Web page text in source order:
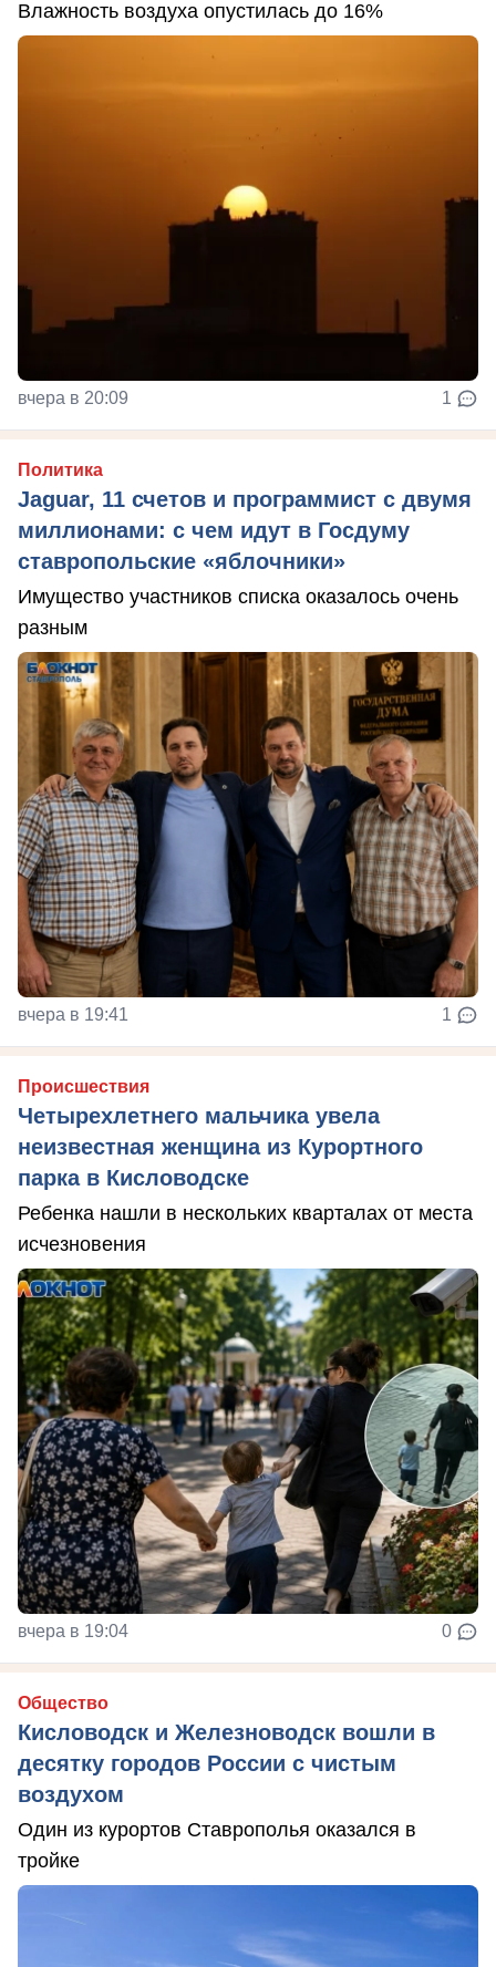
Влажность воздуха опустилась до 16%
вчера в 20:09 1
Политика
Jaguar, 11 счетов и программист с двумя
миллионами: с чем идут в Госдуму
ставропольские «яблочники»
Имущество участников списка оказалось очень
разным
вчера в 19:41 1
Происшествия
Четырехлетнего мальчика увела
неизвестная женщина из Курортного
парка в Кисловодске
Ребенка нашли в нескольких кварталах от места
исчезновения
вчера в 19:04 0
Общество
Кисловодск и Железноводск вошли в
десятку городов России с чистым
воздухом
Один из курортов Ставрополья оказался в
тройке